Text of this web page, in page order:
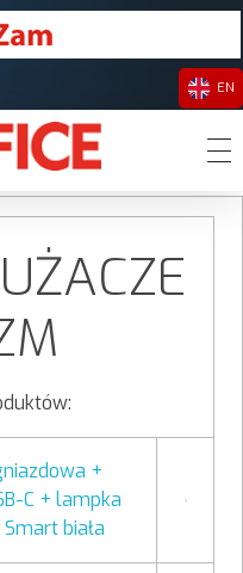
EN
+
C + lampka
Smart biała